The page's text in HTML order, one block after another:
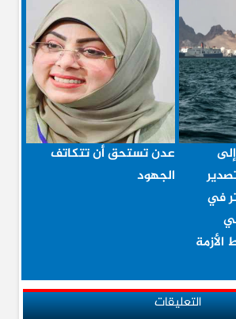
في
عدن تستحق أن تتكاتف
الجهود
التعليقات